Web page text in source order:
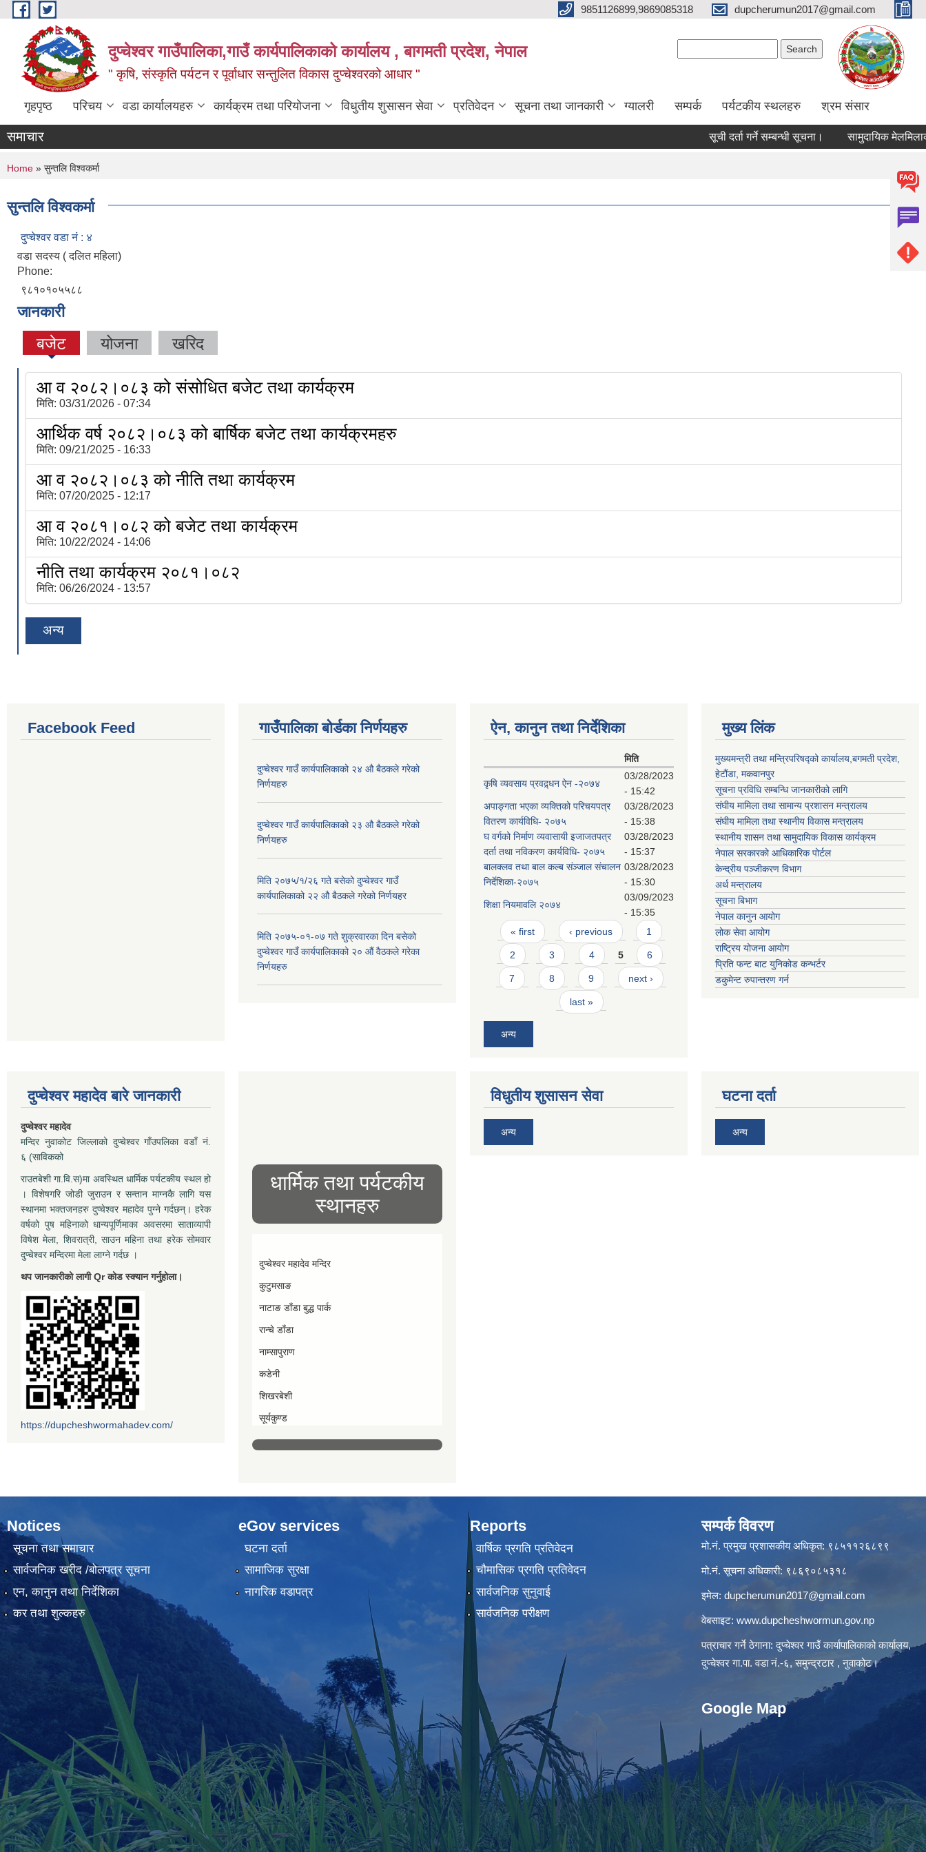
Skip to main content 9851126899,9869085318 dupcherumun2017@gmail.com
दुप्चेश्वर गाउँपालिका,गाउँ कार्यपालिकाको कार्यालय , बागमती प्रदेश, नेपाल
" कृषि, संस्कृति पर्यटन र पूर्वाधार सन्तुलित विकास दुप्चेश्वरको आधार "
गृहपृष्ठ परिचय वडा कार्यालयहरु कार्यक्रम तथा परियोजना विधुतीय शुसासन सेवा प्रतिवेदन सूचना तथा जानकारी ग्यालरी सम्पर्क पर्यटकीय स्थलहरु श्रम संसार
समाचार सूची दर्ता गर्ने सम्बन्धी सूचना। सामुदायिक
You are here
Home » सुन्तलि विश्वकर्मा
सुन्तलि विश्वकर्मा
दुप्चेश्वर वडा नं : ४
वडा सदस्य ( दलित महिला)
Phone:
९८१०१०५५८८
जानकारी
बजेट योजना खरिद
आ व २०८२।०८३ को संसोधित बजेट तथा कार्यक्रम
मिति: 03/31/2026 - 07:34
आर्थिक वर्ष २०८२।०८३ को बार्षिक बजेट तथा कार्यक्रमहरु
मिति: 09/21/2025 - 16:33
आ व २०८२।०८३ को नीति तथा कार्यक्रम
मिति: 07/20/2025 - 12:17
आ व २०८१।०८२ को बजेट तथा कार्यक्रम
मिति: 10/22/2024 - 14:06
नीति तथा कार्यक्रम २०८१।०८२
मिति: 06/26/2024 - 13:57
अन्य
Facebook Feed गाउँपालिका बोर्डका निर्णयहरु
दुप्चेश्वर गाउँ कार्यपालिकाको २४ औ बैठकले गरेको
निर्णयहरु
दुप्चेश्वर गाउँ कार्यपालिकाको २३ औ बैठकले गरेको
निर्णयहरु
मिति २०७५/१/२६ गते बसेको दुप्चेश्वर गाउँ
कार्यपालिकाको २२ औ बैठकले गरेको निर्णयहर
मिति २०७५-०१-०७ गते शुक्रवारका दिन बसेको
दुप्चेश्वर गाउँ कार्यपालिकाको २० औं वैठकले गरेका
निर्णयहरु
ऐन, कानुन तथा निर्देशिका
मिति
कृषि व्यवसाय प्रवद्र्धन ऐन -२०७४
03/28/2023
- 15:42
अपाङ्गता भएका व्यक्तिको परिचयपत्र
वितरण कार्यविधि- २०७५
03/28/2023
- 15:38
घ वर्गको निर्माण व्यवासायी इजाजतपत्र
दर्ता तथा नविकरण कार्यविधि- २०७५
03/28/2023
- 15:37
बालक्लव तथा बाल कल्ब संञ्जाल संचालन
निर्देशिका-२०७५
03/28/2023
- 15:30
शिक्षा नियमावलि २०७४
03/09/2023
- 15:35
Pages
« first ‹ previous 1
2 3 4 5 6
7 8 9 next ›
last »
अन्य
मुख्य लिंक
मुख्यमन्त्री तथा मन्त्रिपरिषद्को कार्यालय,बगमती प्रदेश,
हेटौंडा, मकवानपुर
सूचना प्रविधि सम्बन्धि जानकारीको लागि
संघीय मामिला तथा सामान्य प्रशासन मन्त्रालय
संघीय मामिला तथा स्थानीय विकास मन्त्रालय
स्थानीय शासन तथा सामुदायिक विकास कार्यक्रम
नेपाल सरकारको आधिकारिक पोर्टल
केन्द्रीय पञ्जीकरण विभाग
अर्थ मन्त्रालय
सूचना बिभाग
नेपाल कानुन आयोग
लोक सेवा आयोग
राष्ट्रिय योजना आयोग
प्रिति फन्ट बाट युनिकोड कन्भर्टर
डकुमेन्ट रुपान्तरण गर्न
दुप्चेश्वर महादेव बारे जानकारी
दुप्चेश्वर महादेव
मन्दिर नुवाकोट जिल्लाको दुप्चेश्वर गाँउपलिका वडाँ नं.
६ (साविकको
राउतबेशी गा.वि.स)मा अवस्थित धार्मिक पर्यटकीय स्थल हो
। विशेषगरि जोडी जुराउन र सन्तान माग्नकै लागि यस
स्थानमा भक्तजनहरु दुप्चेश्वर महादेव पुग्ने गर्दछन्। हरेक
वर्षको पुष महिनाको धान्यपूर्णिमाका अवसरमा साताव्यापी
विषेश मेला, शिवरात्री, साउन महिना तथा हरेक सोमवार
दुप्चेश्वर मन्दिरमा मेला लाग्ने गर्दछ ।
थप जानकारीको लागी Qr कोड स्क्यान गर्नुहोला।
https://dupcheshwormahadev.com/
धार्मिक तथा पर्यटकीय
स्थानहरु
दुप्चेश्वर महादेव मन्दिर
कुटुमसाङ
नाटाङ डाँडा बुद्ध पार्क
रान्चे डाँडा
नाम्सापुराण
कडेनी
शिखरबेशी
सूर्यकुण्ड
विधुतीय शुसासन सेवा
अन्य
घटना दर्ता
अन्य
Notices
सूचना तथा समाचार
सार्वजनिक खरीद /बोलपत्र सूचना
एन, कानुन तथा निर्देशिका
कर तथा शुल्कहरु
eGov services
घटना दर्ता
सामाजिक सुरक्षा
नागरिक वडापत्र
Reports
वार्षिक प्रगति प्रतिवेदन
चौमासिक प्रगति प्रतिवेदन
सार्वजनिक सुनुवाई
सार्वजनिक परीक्षण
सम्पर्क विवरण
मो.नं. प्रमुख प्रशासकीय अधिकृत: ९८५११२६८९९
मो.नं. सूचना अधिकारी: ९८६९०८५३१८
इमेल: dupcherumun2017@gmail.com
वेबसाइट: www.dupcheshwormun.gov.np
पत्राचार गर्ने ठेगाना: दुप्चेश्वर गाउँ कार्यापालिकाको कार्यालय,
दुप्चेश्वर गा.पा. वडा नं.-६, समुन्द्रटार , नुवाकोट।
Google Map